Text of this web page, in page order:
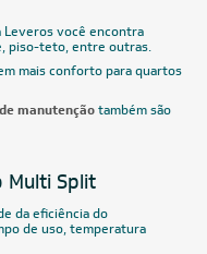
Leveros você encontra
piso-teto, entre outras.
mais conforto para quartos
manutençãotambém são
Multi Split
da eficiência do
de uso, temperatura